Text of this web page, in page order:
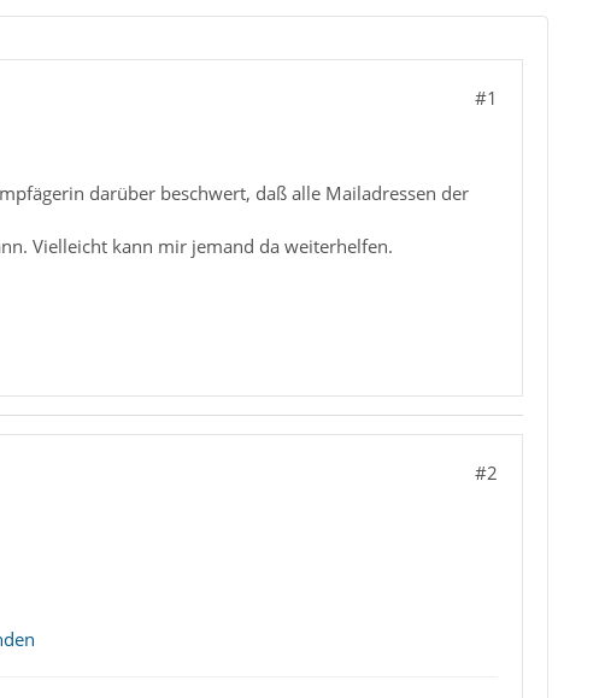
#1
darüber beschwert, daß alle Mailadressen der
Vielleicht kann mir jemand da weiterhelfen.
#2